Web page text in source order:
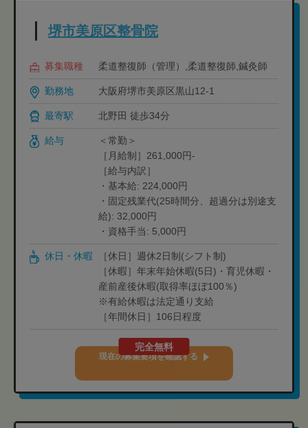
堺市美原区整骨院
募集職種 柔道整復師（管理）,柔道整復師,鍼灸師
勤務地 大阪府堺市美原区黒山12-1
最寄駅 北野田 徒歩34分
給与
＜常勤＞
［月給制］261,000円-
［給与内訳］
・基本給: 224,000円
・固定残業代(25時間分、超過分は別途支
給): 32,000円
・資格手当: 5,000円
休日・休暇
［休日］週休2日制(シフト制)
［休暇］年末年始休暇(5日)・育児休暇・
産前産後休暇(取得率ほぼ100％)
※有給休暇は法定通り支給
［年間休日］106日程度
完全無料
現在の募集要項を確認する